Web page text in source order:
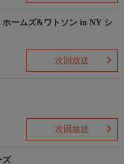
ホームズ&ワトソン in NY シ
次回放送
次回放送
ズ